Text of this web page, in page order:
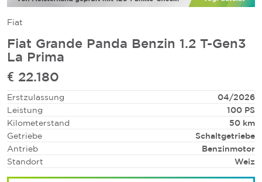
Fiat
Fiat Grande Panda Benzin 1.2 T-Gen3
La Prima
€ 22.180
Erstzulassung
04/2026
Leistung
100 PS
Kilometerstand
50 km
Getriebe
Schaltgetriebe
Antrieb
Benzinmotor
Standort
Weiz